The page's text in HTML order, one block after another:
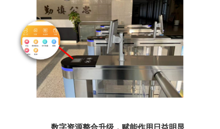
数字资源整合升级，赋能作用日益明显